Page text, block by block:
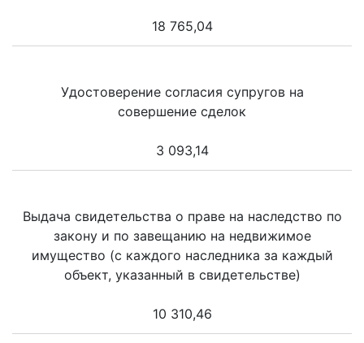
18 765,04
Удостоверение согласия супругов на
совершение сделок
3 093,14
Выдача свидетельства о праве на наследство по
закону и по завещанию на недвижимое
имущество (с каждого наследника за каждый
объект, указанный в свидетельстве)
10 310,46